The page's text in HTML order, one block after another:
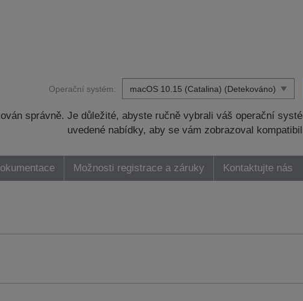
Operační systém:
správně. Je důležité, abyste ručně vybrali váš operační
uvedené nabídky, aby se vám zobrazoval
Možnosti registrace a záruky Kontaktujte nás